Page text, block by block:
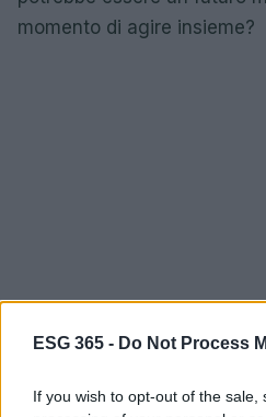
ESG 365 - Do Not Process
If you wish to opt-out of the
momento di agire insieme?